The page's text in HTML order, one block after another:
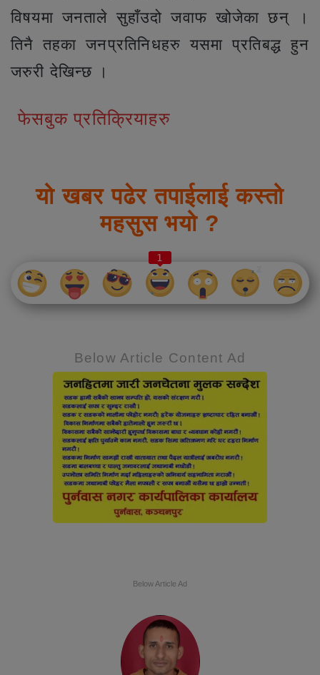
विषयमा जनताले सुहाँउदो जवाफ खोजेका छन् ।
तिनै तहका जनप्रतिनिधहरु यसमा प्रतिबद्ध हुन
जरुरी देखिन्छ ।
फेसबुक प्रतिक्रियाहरु
यो खबर पढेर तपाईलाई कस्तो
महसुस भयो ?
1
Below Article Content Ad
Below Article Ad